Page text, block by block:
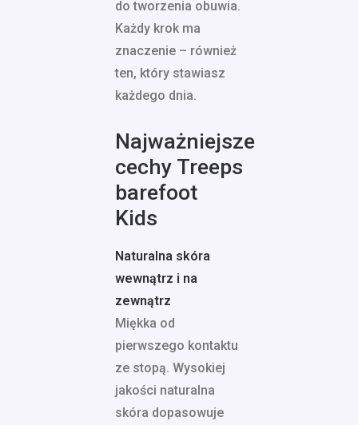
do tworzenia obuwia.
Każdy krok ma
znaczenie – również
ten, który stawiasz
każdego dnia.
Najważniejsze
cechy Treeps
barefoot
Kids
Naturalna skóra
wewnątrz i na
zewnątrz
Miękka od
pierwszego kontaktu
ze stopą. Wysokiej
jakości naturalna
skóra dopasowuje